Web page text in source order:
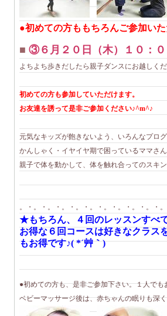
●初めての方ももちろんご参加い
■ ③６月２０日（木）１０：
よちよち歩きだしたら親子ダンスにお越しく
初めての方も参加していただけます。
お友達を誘って是非ご参加ください♪^m^♪
元気なキッズが飽きないよう、いろんなプロ
かんしゃく・イヤイヤ期で困っているママさ
親子で体を動かして、体を触れ合ってのスキ
。・。・。・。・。・。・。・。・。・。・
★もちろん、４回のレッスンすべ
お得な６回コースは好きなクラス
もお得です♪( *´艸｀)
●初めての方も、是非ご参加下さい。１人で
ベビーマッサージ後は、赤ちゃんの眠りも深